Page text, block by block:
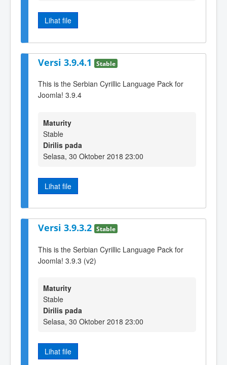
Lihat file
Versi 3.9.4.1 Stable
This is the Serbian Cyrillic Language Pack for
Joomla! 3.9.4
Maturity
Stable
Dirilis pada
Selasa, 30 Oktober 2018 23:00
Lihat file
Versi 3.9.3.2 Stable
This is the Serbian Cyrillic Language Pack for
Joomla! 3.9.3 (v2)
Maturity
Stable
Dirilis pada
Selasa, 30 Oktober 2018 23:00
Lihat file